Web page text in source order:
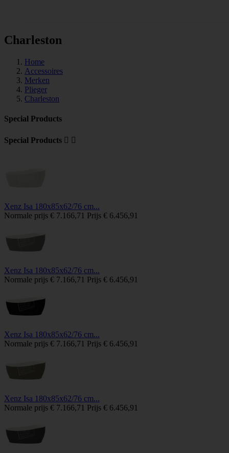
Charleston
Home
Accessoires
Merken
Plieger
Charleston
Special Products
Special Products  
Xenz Isa 180x85x62/76 cm...
Normale prijs € 7.166,71 Prijs € 6.456,91
Xenz Isa 180x85x62/76 cm...
Normale prijs € 7.166,71 Prijs € 6.456,91
Xenz Isa 180x85x62/76 cm...
Normale prijs € 7.166,71 Prijs € 6.456,91
Xenz Isa 180x85x62/76 cm...
Normale prijs € 7.166,71 Prijs € 6.456,91